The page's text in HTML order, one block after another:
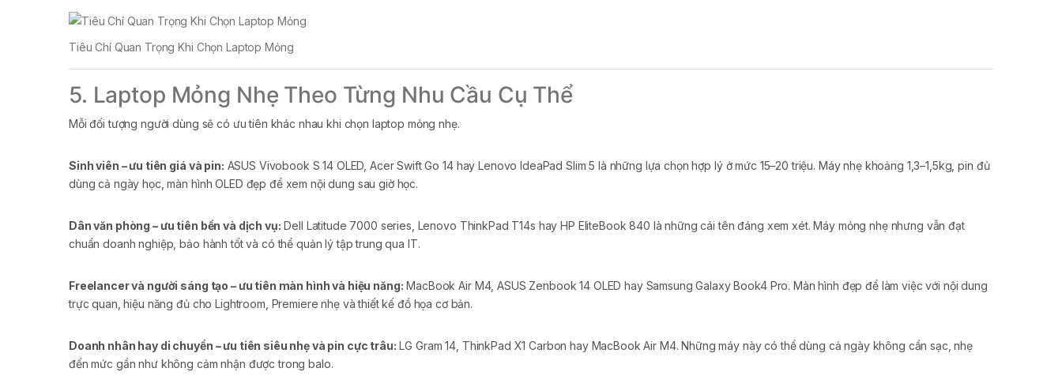
Tiêu Chí Quan Trọng Khi Chọn Laptop Mỏng
5. Laptop Mỏng Nhẹ Theo Từng Nhu Cầu Cụ Thể
Mỗi đối tượng người dùng sẽ có ưu tiên khác nhau khi chọn laptop mỏng nhẹ.
Sinh viên – ưu tiên giá và pin: ASUS Vivobook S 14 OLED, Acer Swift Go 14 hay Lenovo IdeaPad Slim 5 là những lựa chọn hợp lý ở mức 15–20 triệu. Máy nhẹ khoảng 1,3–1,5kg, pin đủ
dùng cả ngày học, màn hình OLED đẹp để xem nội dung sau giờ học.
Dân văn phòng – ưu tiên bền và dịch vụ: Dell Latitude 7000 series, Lenovo ThinkPad T14s hay HP EliteBook 840 là những cái tên đáng xem xét. Máy mỏng nhẹ nhưng vẫn đạt
chuẩn doanh nghiệp, bảo hành tốt và có thể quản lý tập trung qua IT.
Freelancer và người sáng tạo – ưu tiên màn hình và hiệu năng: MacBook Air M4, ASUS Zenbook 14 OLED hay Samsung Galaxy Book4 Pro. Màn hình đẹp để làm việc với nội dung
trực quan, hiệu năng đủ cho Lightroom, Premiere nhẹ và thiết kế đồ họa cơ bản.
Doanh nhân hay di chuyển – ưu tiên siêu nhẹ và pin cực trâu: LG Gram 14, ThinkPad X1 Carbon hay MacBook Air M4. Những máy này có thể dùng cả ngày không cần sạc, nhẹ
đến mức gần như không cảm nhận được trong balo.